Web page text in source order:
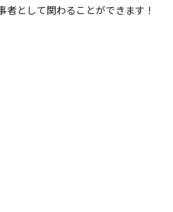
者として関わることができます！